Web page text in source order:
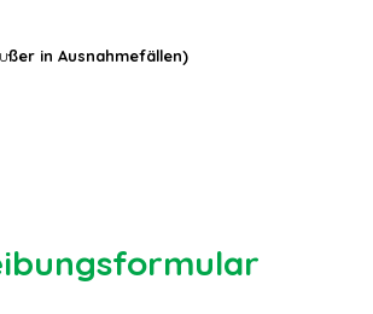
ßer in Ausnahmefällen)